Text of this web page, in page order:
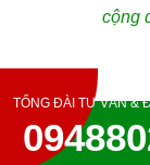
cộng
TỔNG ĐÀI TƯ VẤN &